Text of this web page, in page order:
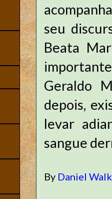
seu
Beata
Geraldo
depois,
levar
sangue
By Daniel